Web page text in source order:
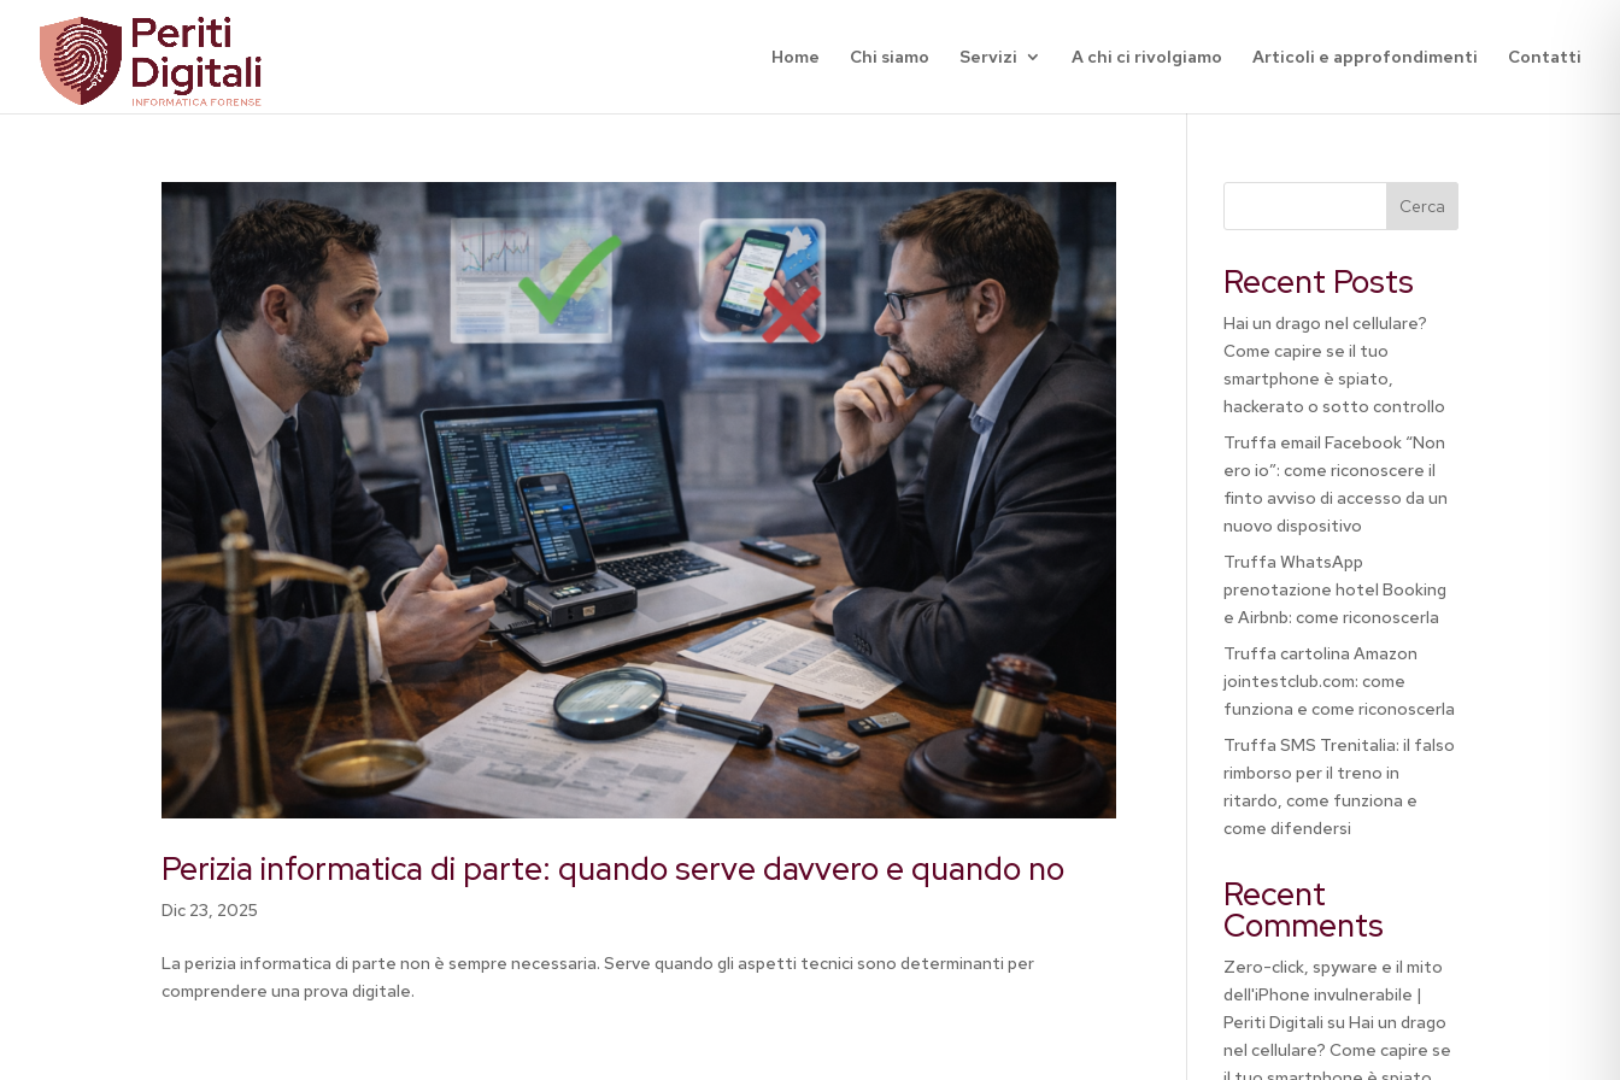
Home Chi siamo Servizi A chi ci rivolgiamo Articoli e approfondimenti Contatti
Perizia informatica di parte: quando serve davvero e quando no
Dic 23, 2025
La perizia informatica di parte non è sempre necessaria. Serve quando gli aspetti tecnici sono determinanti per
comprendere una prova digitale.
Cerca
Recent Posts
Hai un drago nel cellulare?
Come capire se il tuo
smartphone è spiato,
hackerato o sotto controllo
Truffa email Facebook “Non
ero io”: come riconoscere il
finto avviso di accesso da un
nuovo dispositivo
Truffa WhatsApp
prenotazione hotel Booking
e Airbnb: come riconoscerla
Truffa cartolina Amazon
jointestclub.com: come
funziona e come riconoscerla
Truffa SMS Trenitalia: il falso
rimborso per il treno in
ritardo, come funziona e
come difendersi
Recent
Comments
Zero-click, spyware e il mito
dell'iPhone invulnerabile |
Periti Digitali suHai un drago
nel cellulare? Come capire se